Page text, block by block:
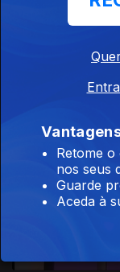
Retome
nos seus
Guarde
Aceda à